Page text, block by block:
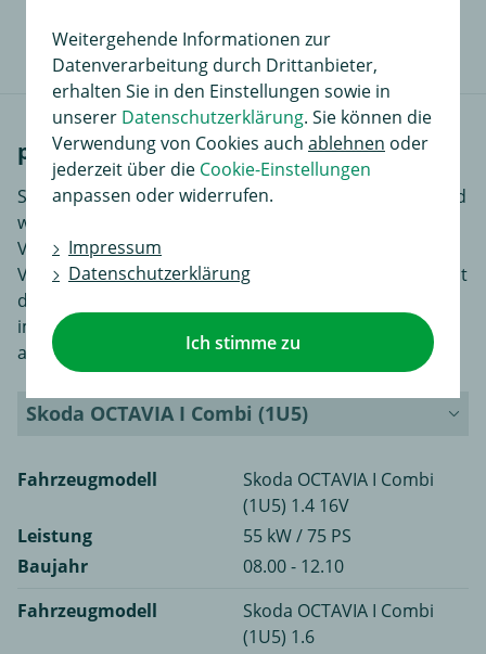
Informationen beim Kauf.
passende Fahrzeuge
Skoda gehört zu den ältesten Herstellern von PKW und
wurde in Tschechien 1895 etabliert. 1991 kaufte
Volkswagen Skoda und gibt seit dem Vorlagen und
Vorgaben für die Modelle der Tochterfirma hinaus. Seit
diesem Zeitpunkt ist Skoda eine aufstrebende Marke
im Weltmarkt und längst über den Ostblock hinaus
anerkannt.
Skoda OCTAVIA I Combi (1U5)
Fahrzeugmodell
Skoda OCTAVIA I Combi
(1U5) 1.4 16V
Leistung
55 kW / 75 PS
Baujahr
08.00 - 12.10
Fahrzeugmodell
Skoda OCTAVIA I Combi
(1U5) 1.6
Weitergehende Informationen zur
Datenverarbeitung durch Drittanbieter,
erhalten Sie in den Einstellungen sowie in
unserer Datenschutzerklärung. Sie können die
Verwendung von Cookies auch ablehnen oder
jederzeit über die Cookie-Einstellungen
anpassen oder widerrufen.
Impressum
Datenschutzerklärung
Ich stimme zu